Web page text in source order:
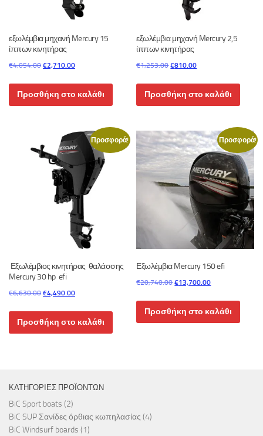
εξωλέμβια μηχανή Mercury 15
ίππων κινητήρας
€4,054.00 Original
was:
€2,710.00Η
Προσθήκη στο καλάθι
εξωλέμβια μηχανή Mercury 2,5
ίππων κινητήρας
€1,253.00Original
was:
€810.00Η
Προσθήκη στο καλάθι
Προσφορά!
Εξωλέμβιος κινητήρας θαλάσσης
Mercury 30 hp efi
€6,630.00 Original
was:
€4,490.00Η
Προσθήκη στο καλάθι
Προσφορά!
Εξωλέμβια Mercury 150 efi
€20,740.00Original
was:
€13,700.00Η
τιμή
Προσθήκη στο καλάθι
ΚΑΤΗΓΟΡΊΕΣ ΠΡΟΪΌΝΤΩΝ
BiC Sport boats (2)
BiC SUP Σανίδες όρθιας κωπηλασίας (4)
BiC Windsurf boards (1)